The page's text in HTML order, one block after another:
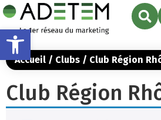
Ouvrir la barre
Accueil / Clubs / Club Région
Club Région